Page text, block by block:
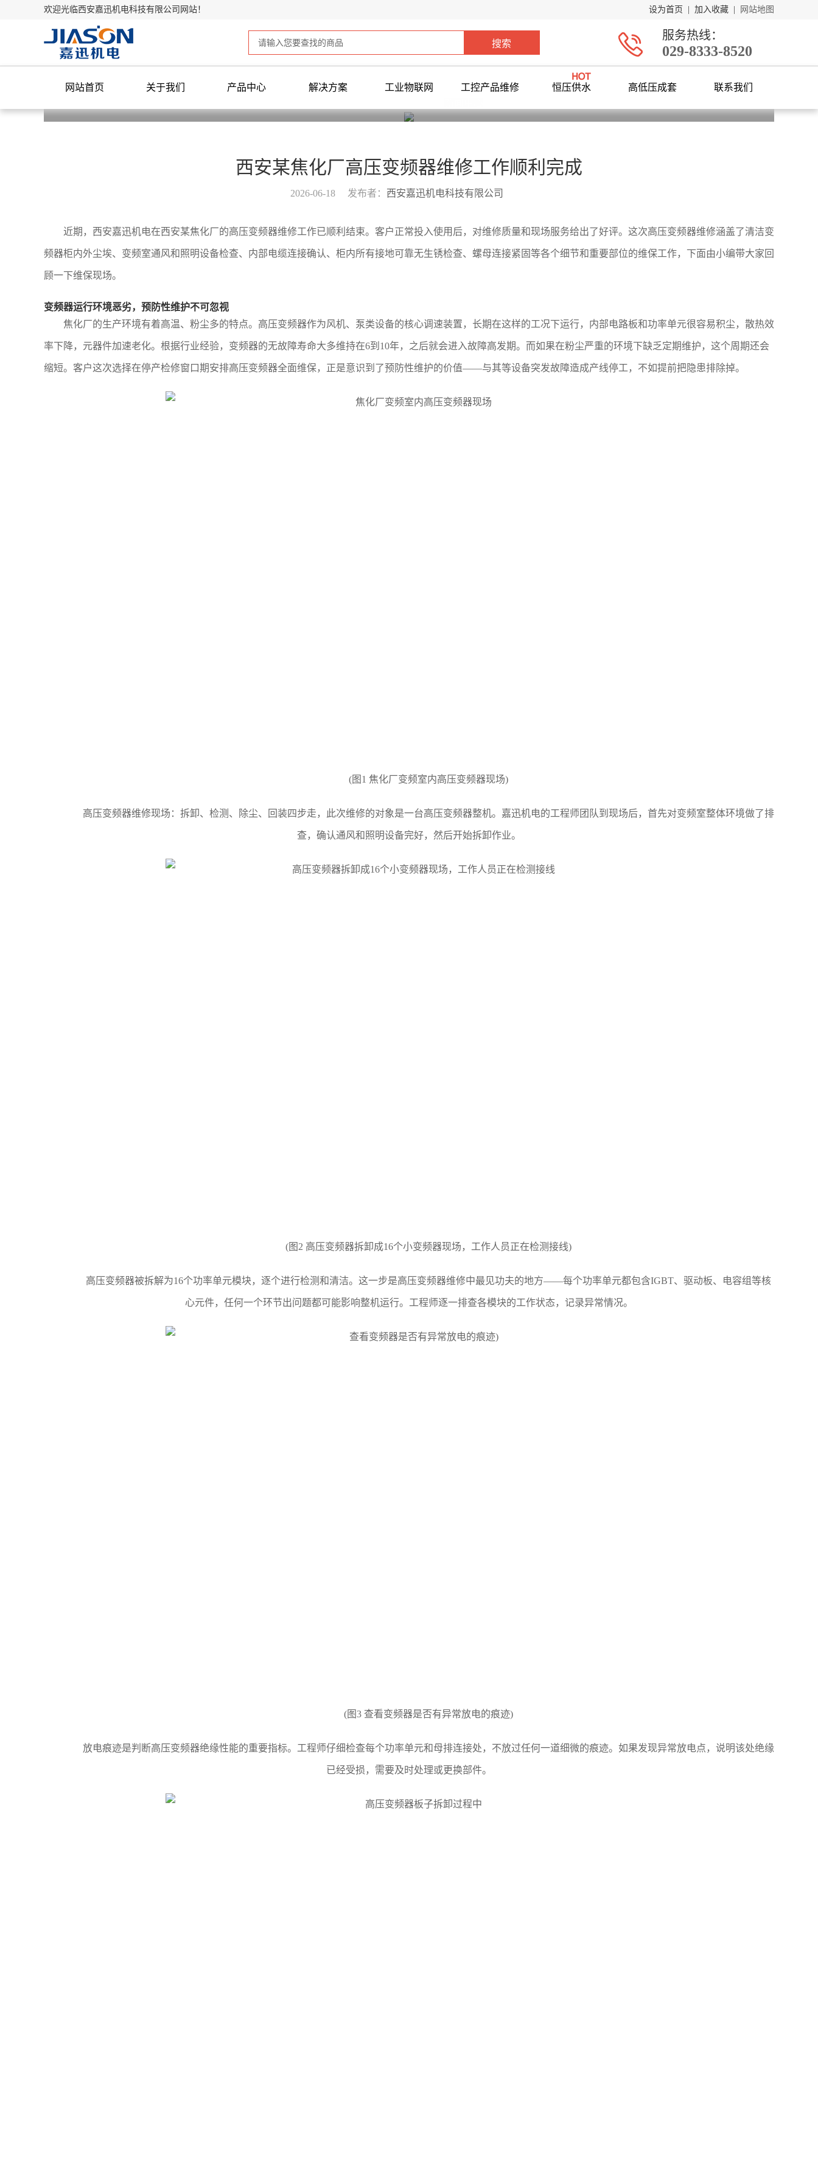
欢迎光临西安嘉迅机电科技有限公司网站！ 设为首页 加入收藏 网站地图
服务热线：
029-8333-8520
网站首页 关于我们 产品中心 解决方案 工业物联网 工控产品维修 恒压供水 高低压成套
联系我们
西安某焦化厂高压变频器维修工作顺利完成
2026-06-18 发布者： 西安嘉迅机电科技有限公司
近期，西安嘉迅机电在西安某焦化厂的高压变频器维修工作已顺利结束。客户正常投入使用后，对维修质量和现场服务给出了好评。这次高压变频器维修涵盖了清洁变
频器柜内外尘埃、变频室通风和照明设备检查、内部电缆连接确认、柜内所有接地可靠无生锈检查、螺母连接紧固等各个细节和重要部位的维保工作，下面由小编带大家回
顾一下维保现场。
变频器运行环境恶劣，预防性维护不可忽视
焦化厂的生产环境有着高温、粉尘多的特点。高压变频器作为风机、泵类设备的核心调速装置，长期在这样的工况下运行，内部电路板和功率单元很容易积尘，散热效
率下降，元器件加速老化。根据行业经验，变频器的无故障寿命大多维持在6到10年，之后就会进入故障高发期。而如果在粉尘严重的环境下缺乏定期维护，这个周期还会
缩短。客户这次选择在停产检修窗口期安排高压变频器全面维保，正是意识到了预防性维护的价值——与其等设备突发故障造成产线停工，不如提前把隐患排除掉。
(图1 焦化厂变频室内高压变频器现场)
高压变频器维修现场：拆卸、检测、除尘、回装四步走，此次维修的对象是一台高压变频器整机。嘉迅机电的工程师团队到现场后，首先对变频室整体环境做了排
查，确认通风和照明设备完好，然后开始拆卸作业。
(图2 高压变频器拆卸成16个小变频器现场，工作人员正在检测接线)
高压变频器被拆解为16个功率单元模块，逐个进行检测和清洁。这一步是高压变频器维修中最见功夫的地方——每个功率单元都包含IGBT、驱动板、电容组等核
心元件，任何一个环节出问题都可能影响整机运行。工程师逐一排查各模块的工作状态，记录异常情况。
(图3 查看变频器是否有异常放电的痕迹)
放电痕迹是判断高压变频器绝缘性能的重要指标。工程师仔细检查每个功率单元和母排连接处，不放过任何一道细微的痕迹。如果发现异常放电点，说明该处绝缘
已经受损，需要及时处理或更换部件。